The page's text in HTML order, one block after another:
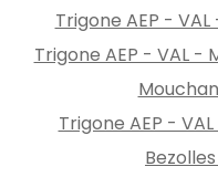
Trigone AEP -
Trigone AEP - VAL -
Trigone AEP -